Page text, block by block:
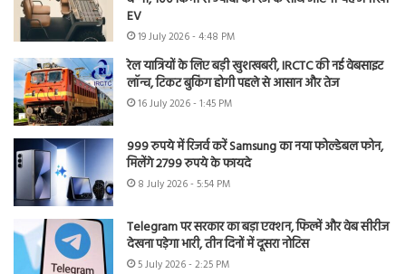
EV
19 July 2026 - 4:48 PM
रेल यात्रियों के लिए बड़ी खुशखबरी, IRCTC की नई वेबसाइट
लॉन्च, टिकट बुकिंग होगी पहले से आसान और तेज
16 July 2026 - 1:45 PM
999 रुपये में रिजर्व करें Samsung का नया फोल्डेबल फोन,
मिलेंगे 2799 रुपये के फायदे
8 July 2026 - 5:54 PM
Telegram पर सरकार का बड़ा एक्शन, फिल्में और वेब सीरीज
देखना पड़ेगा भारी, तीन दिनों में दूसरा नोटिस
5 July 2026 - 2:25 PM